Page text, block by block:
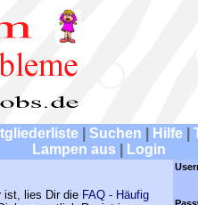
Suchen Hilfe
Lampen aus
Login
ist, lies Dir die FAQ - Häufig